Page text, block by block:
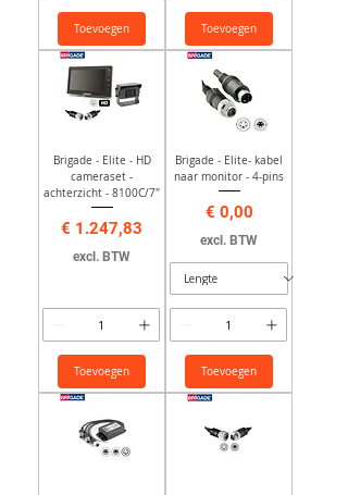
Toevoegen Toevoegen
Brigade - Elite - HD
cameraset -
achterzicht - 8100C/7"
Prijs
€ 1.247,83
excl. BTW
Toevoegen
Brigade - Elite- kabel
naar monitor - 4-pins
Prijs
€ 0,00
excl. BTW
Toevoegen